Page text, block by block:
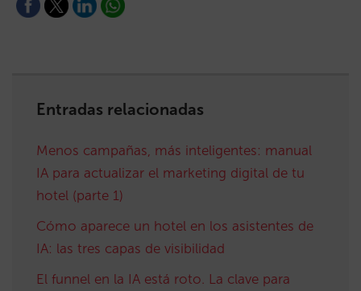
Entradas relacionadas
Menos campañas, más inteligentes: manual
IA para actualizar el marketing digital de tu
hotel (parte 1)
Cómo aparece un hotel en los asistentes de
IA: las tres capas de visibilidad
El funnel en la IA está roto. La clave para